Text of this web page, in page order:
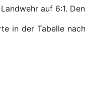
auf 6:1.
in der Tabelle